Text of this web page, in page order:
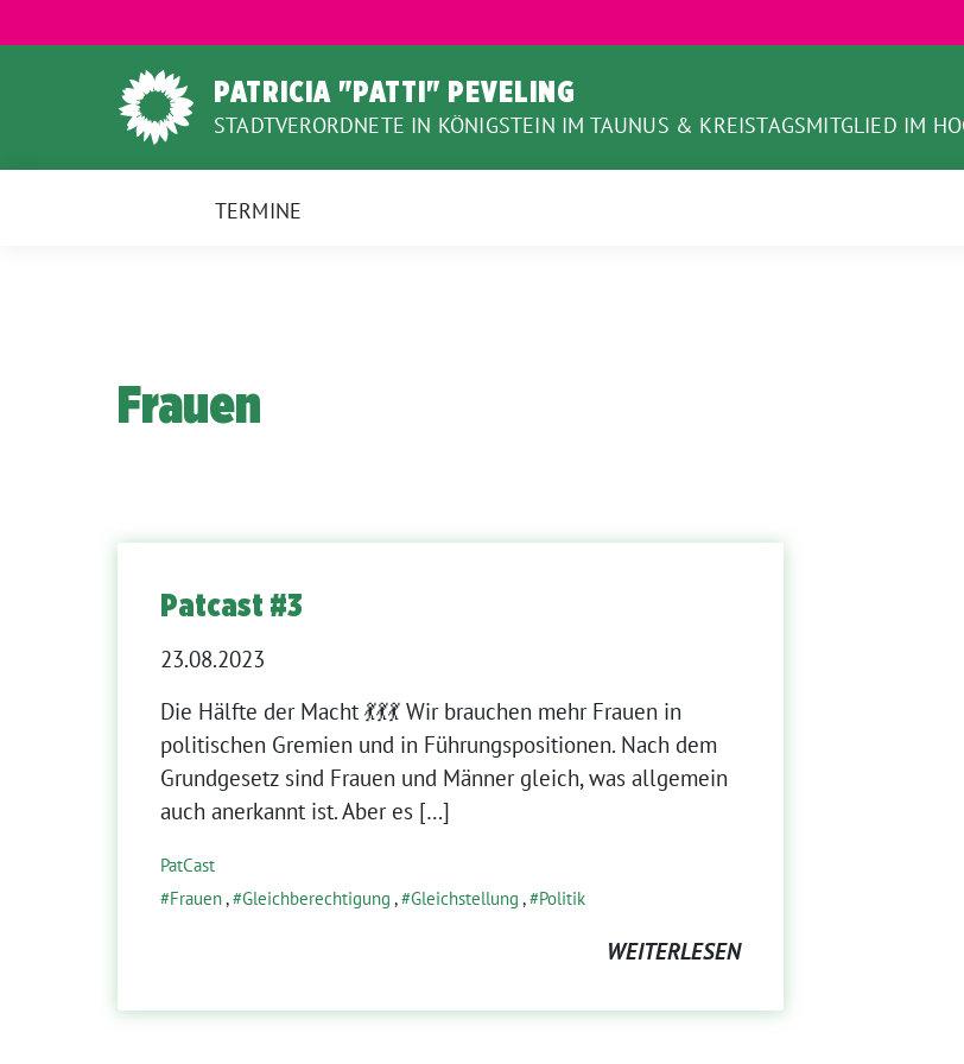
zum
PATRICIA "PATTI" PEVELING
STADTVERORDNETE IN KÖNIGSTEIN IM TAUNUS & KREISTAGSMITGLIED IM
TERMINE
Frauen
Patcast #3
23.08.2023
Die Hälfte der Macht 💃💃💃 Wir brauchen mehr Frauen in
politischen Gremien und in Führungspositionen. Nach dem
Grundgesetz sind Frauen und Männer gleich, was allgemein
auch anerkannt ist. Aber es […]
PatCast
Frauen, Gleichberechtigung , Gleichstellung , Politik
WEITERLESEN